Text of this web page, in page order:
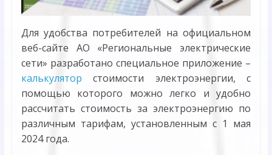
Для удобства потребителей на официальном
веб-сайте АО «Региональные электрические
сети» разработано специальное приложение –
калькулятор стоимости электроэнергии, с
помощью которого можно легко и удобно
рассчитать стоимость за электроэнергию по
различным тарифам, установленным с 1 мая
2024 года.